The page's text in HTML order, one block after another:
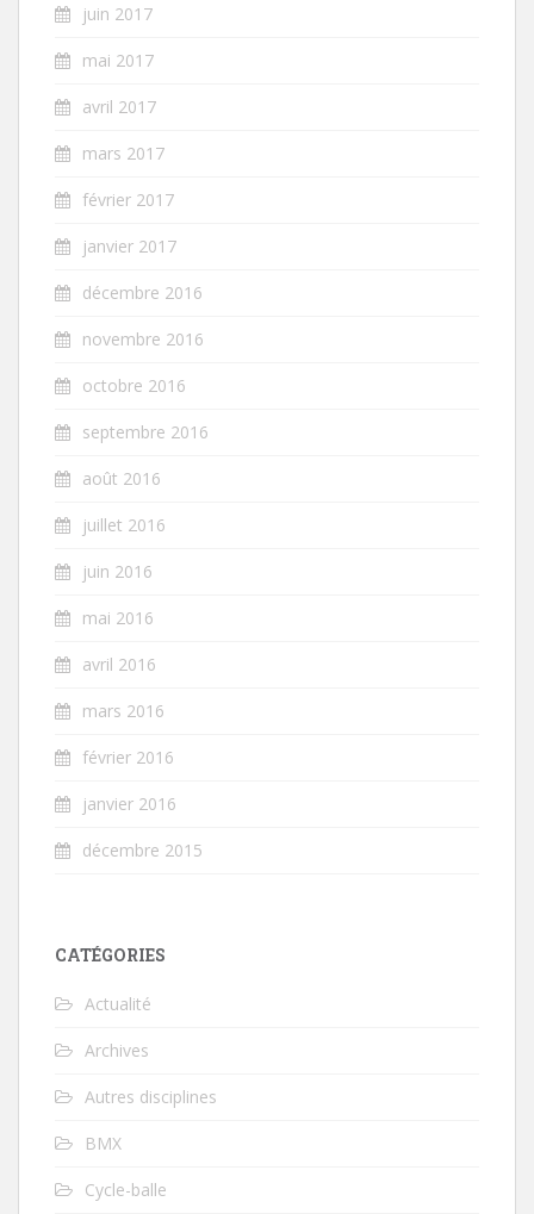
juin 2017
mai 2017
avril 2017
mars 2017
février 2017
janvier 2017
décembre 2016
novembre 2016
octobre 2016
septembre 2016
août 2016
juillet 2016
juin 2016
mai 2016
avril 2016
mars 2016
février 2016
janvier 2016
décembre 2015
CATÉGORIES
Actualité
Archives
Autres disciplines
BMX
Cycle-balle